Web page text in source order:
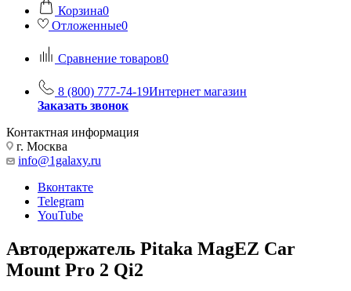
Корзина0
Отложенные0
Сравнение товаров0
8 (800) 777-74-19Интернет магазин
Заказать звонок
Контактная информация
г. Москва
info@1galaxy.ru
Вконтакте
Telegram
YouTube
Автодержатель Pitaka MagEZ Car
Mount Pro 2 Qi2